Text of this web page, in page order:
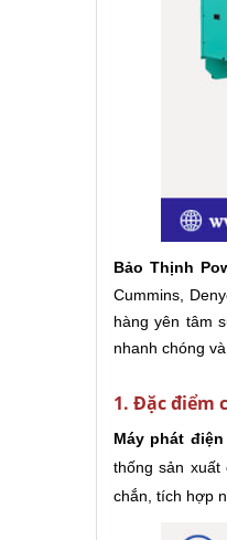
Bảo Thịnh
Cummins,
hàng yên tâm
nhanh chóng
1. Đặc điểm
Máy phát điện
thống sản
chắn, tích hợp